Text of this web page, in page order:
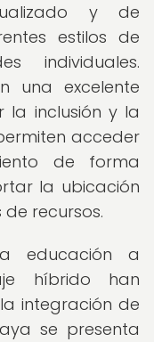
y de
estilos de
individuales.
una excelente
la inclusión y la
acceder
de forma
la ubicación
recursos.
educación a
híbrido han
integración de
se presenta